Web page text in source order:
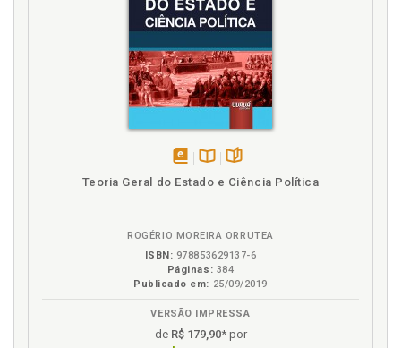
templários, p. 91
Templário. Razões do ocultismo utilizadas pelos
templários, p. 83
Templário. Vestes dos templários e seu significado,
Templários. Contato dos templários com
fundamentais dos templários e a franco-
maçonaria?, p. 125
Templários. Instituições que se alinharam com o
disponívelDisponível
páginas
Teoria Geral do Estado e Ciência Política
ROGÉRIO MOREIRA ORRUTEA
ISBN: 978853629137-6
Páginas: 384
Publicado em: 25/09/2019
VERSÃO IMPRESSA
deR$ 179,90* por